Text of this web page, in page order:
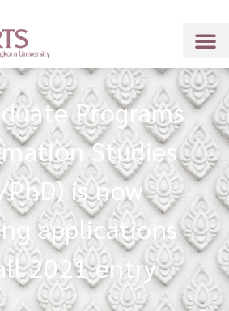
Programs
Studies
is now
applications
2021 entry